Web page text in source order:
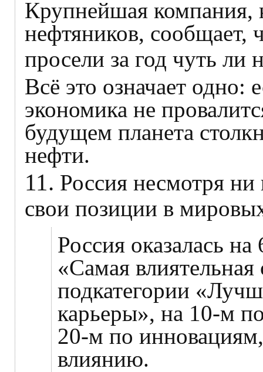
Крупнейшая компания,
нефтяников, сообщает,
просели за год чуть ли
Всё это означает одно:
экономика не
будущем планета
нефти.
11. Россия несмотря ни
свои позиции в
Россия оказалась
«Самая
подкатегории
карьеры», на 10-м
20-м по
влиянию.